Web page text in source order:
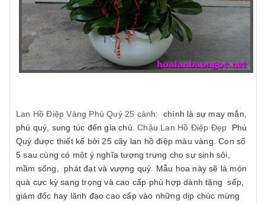
Lan Hồ Điệp Vàng Phú Quý 25 cành: chính là sự may mắn,
phú quý, sung túc đến gia chủ.Chậu Lan Hồ Điệp Đẹp Phú
Quý được thiết kế bởi 25 cây lan hồ điệp màu vàng. Con số
5 sau cùng có một ý nghĩa tượng trưng cho sự sinh sôi,
mầm sống, phát đạt và vượng quý. Mẫu hoa này sẽ là món
quà cực kỳ sang trọng và cao cấp phù hợp dành tặng sếp,
giám đốc hay lãnh đạo cao cấp vào những dịp chúc mừng